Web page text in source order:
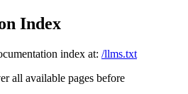
Index
index at: /llms.txt
all available pages before